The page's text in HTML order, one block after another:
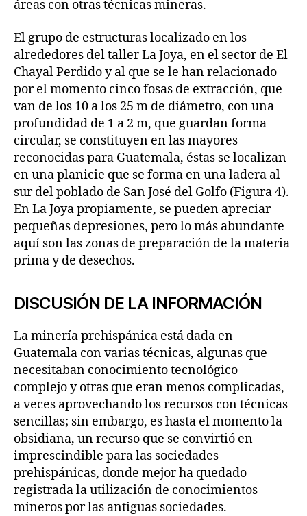
áreas con otras técnicas mineras.
El grupo de estructuras localizado en los
alrededores del taller La Joya, en el sector de El
Chayal Perdido y al que se le han relacionado
por el momento cinco fosas de extracción, que
van de los 10 a los 25 m de diámetro, con una
profundidad de 1 a 2 m, que guardan forma
circular, se constituyen en las mayores
reconocidas para Guatemala, éstas se localizan
en una planicie que se forma en una ladera al
sur del poblado de San José del Golfo (Figura 4).
En La Joya propiamente, se pueden apreciar
pequeñas depresiones, pero lo más abundante
aquí son las zonas de preparación de la materia
prima y de desechos.
DISCUSIÓN DE LA INFORMACIÓN
La minería prehispánica está dada en
Guatemala con varias técnicas, algunas que
necesitaban conocimiento tecnológico
complejo y otras que eran menos complicadas,
a veces aprovechando los recursos con técnicas
sencillas; sin embargo, es hasta el momento la
obsidiana, un recurso que se convirtió en
imprescindible para las sociedades
prehispánicas, donde mejor ha quedado
registrada la utilización de conocimientos
mineros por las antiguas sociedades.